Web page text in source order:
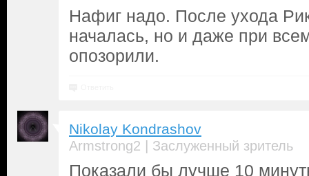
Нафиг надо. После ухода
началась, но и даже при
опозорили.
Nikolay Kondrashov
Armstrong2 | Заслуженный зритель
Показали бы лучше 10